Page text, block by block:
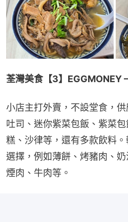
荃灣美食【3】
小店主打外賣，不設堂食，
吐司、迷你紫菜包飯、紫菜
糕、沙律等，還有多款飲料
選擇，例如薄餅、烤豬肉、
煙肉、牛肉等。